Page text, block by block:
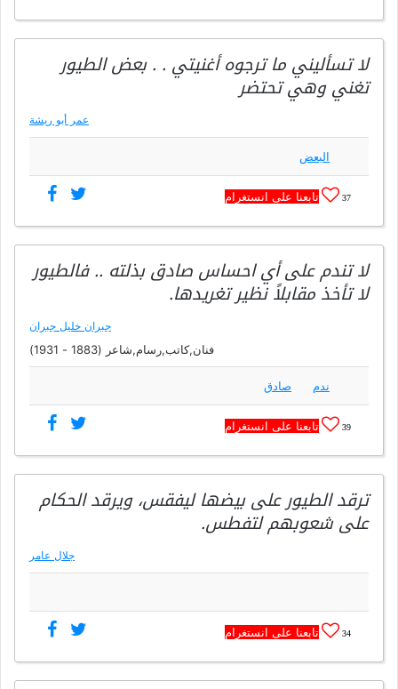
لا تسأليني ما ترجوه أغنيتي . . بعض الطيور
تغني وهي تحتضر
عمر أبو ريشة
البعض
37 تابعنا على انستغرام
لا تندم على أي احساس صادق بذلته .. فالطيور
لا تأخذ مقابلاً نظير تغريدها.
جبران خليل جبران
فنان,كاتب,رسام,شاعر (1883 - 1931)
ندم صادق
39 تابعنا على انستغرام
ترقد الطيور على بيضها ليفقس، ويرقد الحكام
على شعوبهم لتفطس.
جلال عامر
34 تابعنا على انستغرام